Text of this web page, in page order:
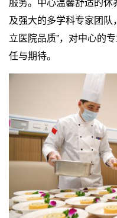
及强大的多学科专家团队
立医院品质”，对中心的
任与期待。